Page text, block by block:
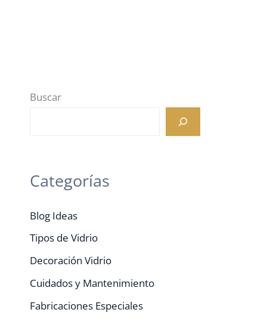
Buscar
Categorías
Blog Ideas
Tipos de Vidrio
Decoración Vidrio
Cuidados y Mantenimiento
Fabricaciones Especiales